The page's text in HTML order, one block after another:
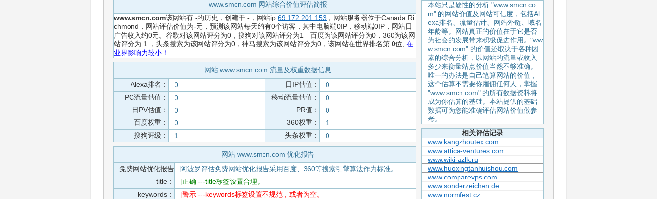
www.smcn.com 网站综合价值评估简报
www.smcn.com该网站有 -的历史，创建于 - ，网站ip:69.172.201.153 ，网站服务器位于Canada Ri
chmond，网站评估价值为-元，预测该网站每天约有0个访客，其中电脑端0IP，移动端0IP，网站日
广告收入约0元。谷歌对该网站评分为0，搜狗对该网站评分为1，百度为该网站评分为0，360为该网
站评分为 1 ，头条搜索为该网站评分为0，神马搜索为该网站评分为0，该网站在世界排名第 0位, 在
业界影响力较小！
网站 www.smcn.com 流量及权重数据信息
Alexa排名：
0 日IP估值：
0
PC流量估值：
0 移动流量估值：
0
日PV估值：
0 PR值：
0
百度权重：
0 360权重：
1
搜狗评级：
1 头条权重： 0
网站 www.smcn.com 优化报告
免费网站优化报告
阿波罗评估免费网站优化报告采用百度、360等搜索引擎算法作为标准。
title：
[正确]---title标签设置合理。
keywords：
[警示]---keywords标签设置不规范，或者为空。
本站只是硬性的分析 "www.smcn.co
m" 的网站价值及网站可信度，包括Al
exa排名、流量估计、网站外链、域名
年龄等。网站真正的价值在于它是否
为社会的发展带来积极促进作用。"ww
w.smcn.com" 的价值还取决于各种因
素的综合分析，以网站的流量或收入
多少来衡量站点价值当然不够准确。
唯一的办法是自己笔算网站的价值，
这个估算不需要你雇佣任何人，掌握
"www.smcn.com" 的所有数据资料将
成为你估算的基础。本站提供的基础
数据可为您能准确评估网站价值做参
考。
相关评估记录
www.kangzhoutex.com
www.attica-ventures.com
www.wiki-azlk.ru
www.huoxingtanhuishou.com
www.comparevps.com
www.sonderzeichen.de
www.normfest.cz